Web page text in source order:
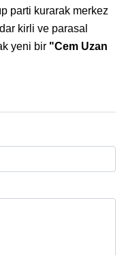
parti kurarak merkez
kirli ve parasal
yeni bir "Cem Uzan